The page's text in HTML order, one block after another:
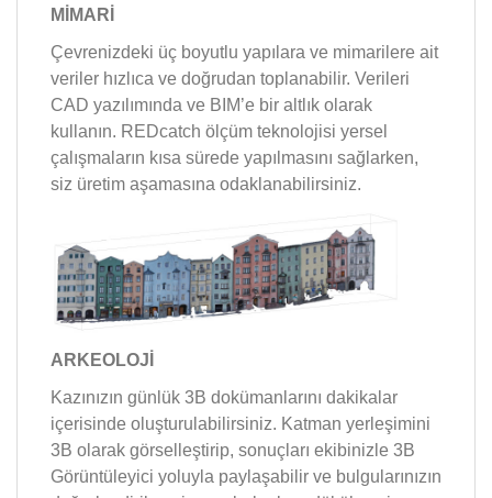
MİMARİ
Çevrenizdeki üç boyutlu yapılara ve mimarilere ait
veriler hızlıca ve doğrudan toplanabilir. Verileri
CAD yazılımında ve BIM’e bir altlık olarak
kullanın. REDcatch ölçüm teknolojisi yersel
çalışmaların kısa sürede yapılmasını sağlarken,
siz üretim aşamasına odaklanabilirsiniz.
ARKEOLOJİ
Kazınızın günlük 3B dokümanlarını dakikalar
içerisinde oluşturulabilirsiniz. Katman yerleşimini
3B olarak görselleştirip, sonuçları ekibinizle 3B
Görüntüleyici yoluyla paylaşabilir ve bulgularınızın